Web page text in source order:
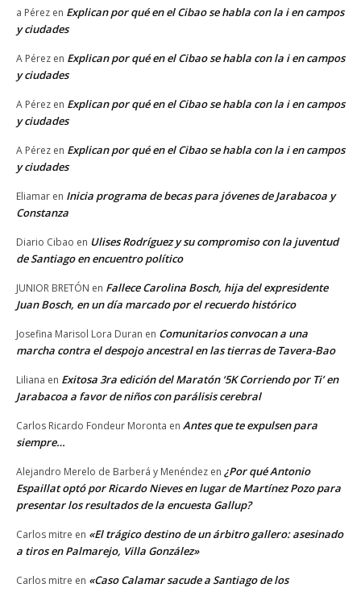
a Pérez en Explican por qué en el Cibao se habla con la i en campos
y ciudades
A Pérez en Explican por qué en el Cibao se habla con la i en campos
y ciudades
A Pérez en Explican por qué en el Cibao se habla con la i en campos
y ciudades
A Pérez en Explican por qué en el Cibao se habla con la i en campos
y ciudades
Eliamar en Inicia programa de becas para jóvenes de Jarabacoa y
Constanza
Diario Cibao en Ulises Rodríguez y su compromiso con la juventud
de Santiago en encuentro político
JUNIOR BRETÓN en Fallece Carolina Bosch, hija del expresidente
Juan Bosch, en un día marcado por el recuerdo histórico
Josefina Marisol Lora Duran en Comunitarios convocan a una
marcha contra el despojo ancestral en las tierras de Tavera-Bao
Liliana en Exitosa 3ra edición del Maratón ‘5K Corriendo por Ti’ en
Jarabacoa a favor de niños con parálisis cerebral
Carlos Ricardo Fondeur Moronta en Antes que te expulsen para
siempre…
Alejandro Merelo de Barberá y Menéndez en ¿Por qué Antonio
Espaillat optó por Ricardo Nieves en lugar de Martínez Pozo para
presentar los resultados de la encuesta Gallup?
Carlos mitre en «El trágico destino de un árbitro gallero: asesinado
a tiros en Palmarejo, Villa González»
Carlos mitre en «Caso Calamar sacude a Santiago de los